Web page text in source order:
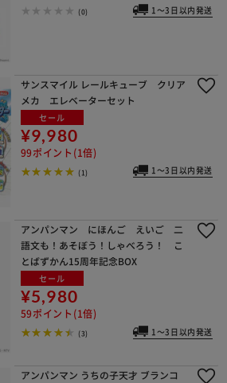
(0) 1～3日以内発送
サンスマイル レールキューブ クリア
メカ エレベーターセット
セール
¥9,980
99ポイント(1倍)
(1) 1～3日以内発送
アンパンマン にほんご えいご 二
語文も！あそぼう！しゃべろう！ こ
とばずかん15周年記念BOX
セール
¥5,980
59ポイント(1倍)
(3) 1～3日以内発送
アンパンマン うちの子天才 ブランコ